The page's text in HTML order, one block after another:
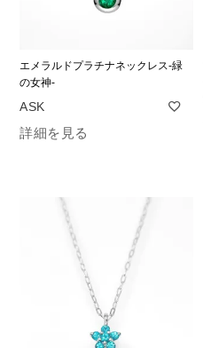
エメラルドプラチナネックレス-緑
の女神-
詳細を見る